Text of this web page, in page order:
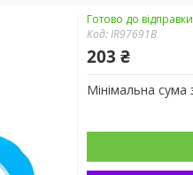
Готово до відправки
Код:IR97691B
203 ₴
Мінімальна